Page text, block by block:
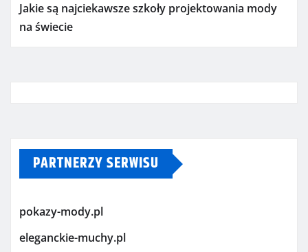
Jakie są najciekawsze szkoły projektowania mody
na świecie
PARTNERZY SERWISU
pokazy-mody.pl
eleganckie-muchy.pl